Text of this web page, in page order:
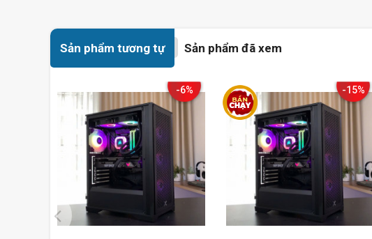
Sản phẩm tương tự Sản phẩm đã xem
-6% -15%